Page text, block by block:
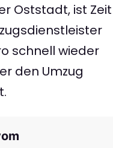
Oststadt, ist Zeit
schnell wieder
den Umzug